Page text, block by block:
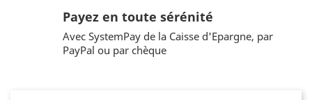
Payez en toute sérénité
Avec SystemPay de la Caisse d'Epargne, par
PayPal ou par chèque